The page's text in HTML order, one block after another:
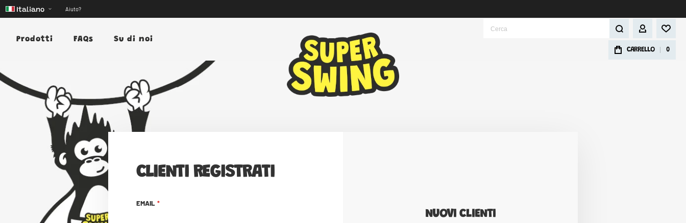
Aiuto?
Italiano
Prodotti FAQs Su di noi
Cerca
IL MIO
CARRELLO 0
CLIENTI REGISTRATI
EMAIL
NUOVI CLIENTI